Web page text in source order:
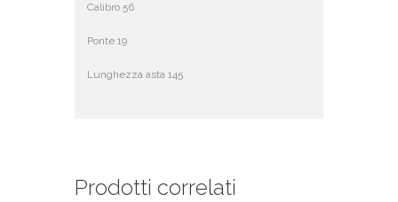
Calibro 56
Ponte 19
Lunghezza asta 145
Prodotti correlati